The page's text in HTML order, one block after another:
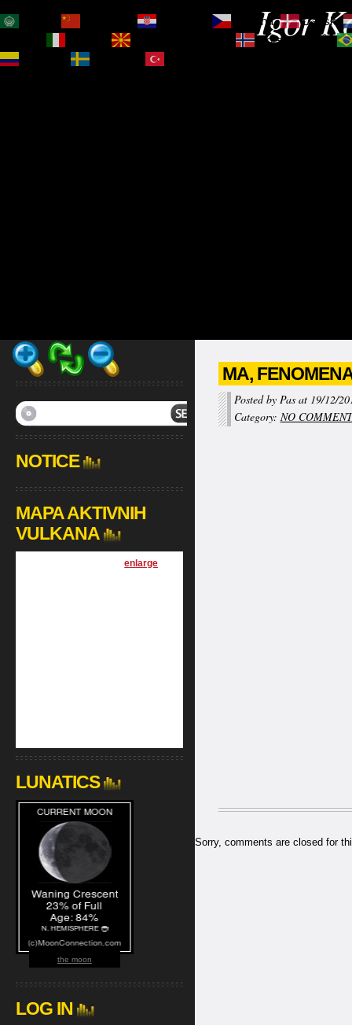
Igor
MA,
Posted by Pas at 19/12/
Category: NO COMMENT
Sorry, comments are closed for
NOTICE
MAPA AKTIVNIH
VULKANA
[enlarge
LUNATICS
the moon
LOG IN
Čeština‎
Dansk
Norsk bokmål